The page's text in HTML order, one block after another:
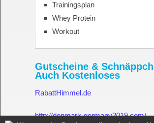
Trainingsplan
Whey Protein
Workout
Gutscheine &
Auch Kostenloses
RabattHimmel.de
http://denmark-germany2019.com/